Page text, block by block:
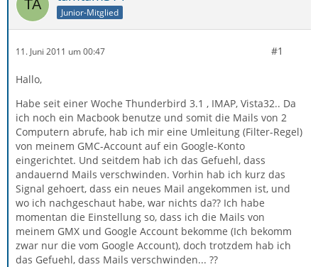
Junior-Mitglied
11. Juni 2011 um 00:47 #1
Hallo,
Habe seit einer Woche Thunderbird 3.1 , IMAP, Vista32.. Da
ich noch ein Macbook benutze und somit die Mails von 2
Computern abrufe, hab ich mir eine Umleitung (Filter-Regel)
von meinem GMC-Account auf ein Google-Konto
eingerichtet. Und seitdem hab ich das Gefuehl, dass
andauernd Mails verschwinden. Vorhin hab ich kurz das
Signal gehoert, dass ein neues Mail angekommen ist, und
wo ich nachgeschaut habe, war nichts da?? Ich habe
momentan die Einstellung so, dass ich die Mails von
meinem GMX und Google Account bekomme (Ich bekomm
zwar nur die vom Google Account), doch trotzdem hab ich
das Gefuehl, dass Mails verschwinden... ??